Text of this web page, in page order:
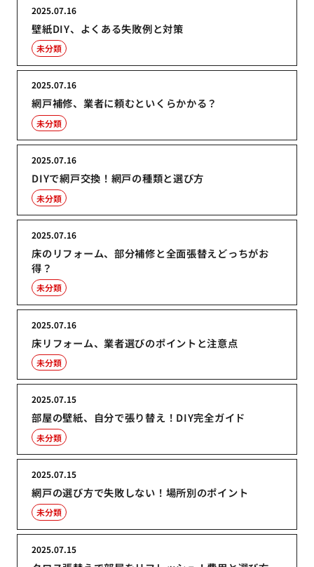
壁紙DIY、よくある失敗例と対策
2025.07.16
未分類
網戸補修、業者に頼むといくらかかる？
2025.07.16
未分類
DIYで網戸交換！網戸の種類と選び方
2025.07.16
未分類
床のリフォーム、部分補修と全面張替えどっちがお
得？
2025.07.16
未分類
床リフォーム、業者選びのポイントと注意点
2025.07.16
未分類
部屋の壁紙、自分で張り替え！DIY完全ガイド
2025.07.15
未分類
網戸の選び方で失敗しない！場所別のポイント
2025.07.15
未分類
2025.07.15